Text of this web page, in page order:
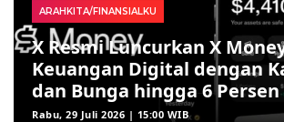
ARAHKITA/FINANSIALKU
X Resmi Luncurkan X
Keuangan Digital dengan
dan Bunga hingga 6 Persen
Rabu, 29 Juli 2026 | 15:00 WIB